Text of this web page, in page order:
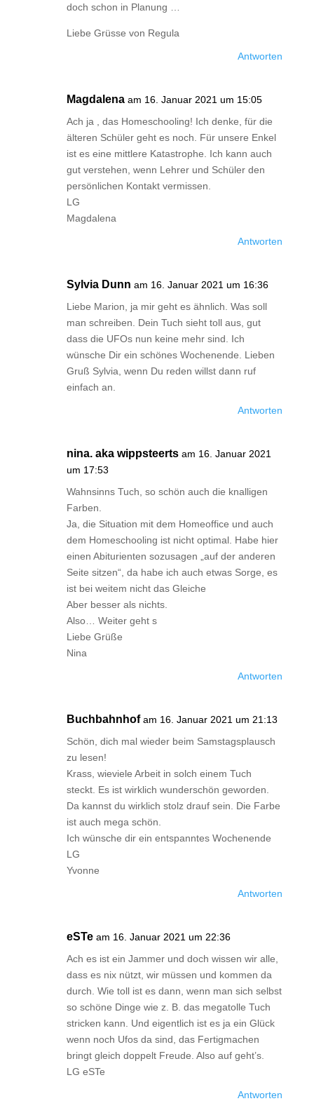
doch schon in Planung …
Liebe Grüsse von Regula
Antworten
Magdalena am 16. Januar 2021 um 15:05
Ach ja , das Homeschooling! Ich denke, für die
älteren Schüler geht es noch. Für unsere Enkel
ist es eine mittlere Katastrophe. Ich kann auch
gut verstehen, wenn Lehrer und Schüler den
persönlichen Kontakt vermissen.
LG
Magdalena
Antworten
Sylvia Dunn am 16. Januar 2021 um 16:36
Liebe Marion, ja mir geht es ähnlich. Was soll
man schreiben. Dein Tuch sieht toll aus, gut
dass die UFOs nun keine mehr sind. Ich
wünsche Dir ein schönes Wochenende. Lieben
Gruß Sylvia, wenn Du reden willst dann ruf
einfach an.
Antworten
nina. aka wippsteerts am 16. Januar 2021
um 17:53
Wahnsinns Tuch, so schön auch die knalligen
Farben.
Ja, die Situation mit dem Homeoffice und auch
dem Homeschooling ist nicht optimal. Habe hier
einen Abiturienten sozusagen „auf der anderen
Seite sitzen“, da habe ich auch etwas Sorge, es
ist bei weitem nicht das Gleiche
Aber besser als nichts.
Also… Weiter geht s
Liebe Grüße
Nina
Antworten
Buchbahnhof am 16. Januar 2021 um 21:13
Schön, dich mal wieder beim Samstagsplausch
zu lesen!
Krass, wieviele Arbeit in solch einem Tuch
steckt. Es ist wirklich wunderschön geworden.
Da kannst du wirklich stolz drauf sein. Die Farbe
ist auch mega schön.
Ich wünsche dir ein entspanntes Wochenende
LG
Yvonne
Antworten
eSTe am 16. Januar 2021 um 22:36
Ach es ist ein Jammer und doch wissen wir alle,
dass es nix nützt, wir müssen und kommen da
durch. Wie toll ist es dann, wenn man sich selbst
so schöne Dinge wie z. B. das megatolle Tuch
stricken kann. Und eigentlich ist es ja ein Glück
wenn noch Ufos da sind, das Fertigmachen
bringt gleich doppelt Freude. Also auf geht’s.
LG eSTe
Antworten